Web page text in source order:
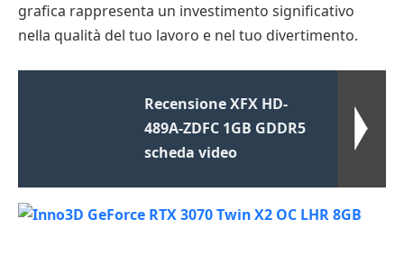
grafica rappresenta un investimento significativo
nella qualità del tuo lavoro e nel tuo divertimento.
Recensione XFX HD-
489A-ZDFC 1GB GDDR5
scheda video